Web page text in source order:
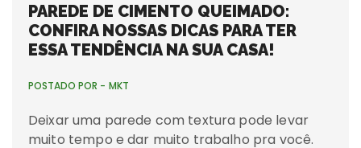
PAREDE DE CIMENTO QUEIMADO:
CONFIRA NOSSAS DICAS PARA TER
ESSA TENDÊNCIA NA SUA CASA!
POSTADO POR - MKT
Deixar uma parede com textura pode levar
muito tempo e dar muito trabalho pra você.